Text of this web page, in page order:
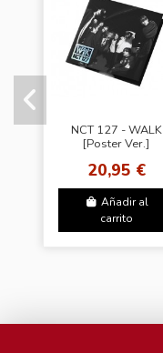
NCT 127 - WALK
[Poster Ver.]
20,95 €
Añadir al
carrito